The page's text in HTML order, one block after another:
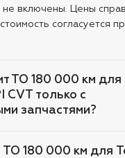
не включены. Цены
согласуется
ТО 180 000 км
CVT только с
запчастями?
ТО 180 000 км для